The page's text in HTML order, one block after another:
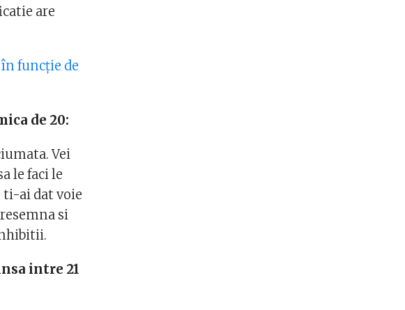
are
funcție de
de 20:
Vei
le faci le
ai dat voie
si
intre 21